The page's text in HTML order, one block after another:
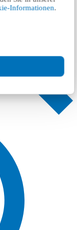
Informationen.